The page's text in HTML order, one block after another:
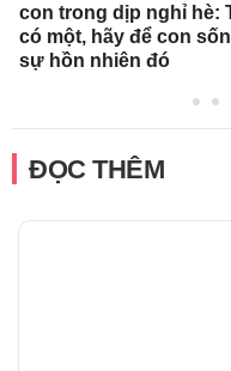
con trong dịp nghỉ hè:
có một, hãy để con
sự hồn nhiên đó
ĐỌC THÊM